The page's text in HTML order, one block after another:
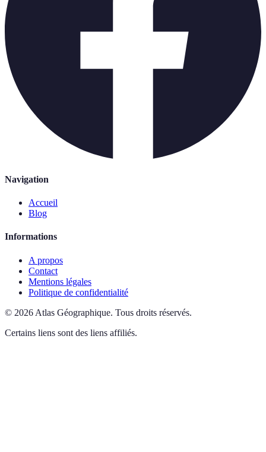
Navigation
Accueil
Blog
Informations
A propos
Contact
Mentions légales
Politique de confidentialité
© 2026 Atlas Géographique. Tous droits réservés.
Certains liens sont des liens affiliés.